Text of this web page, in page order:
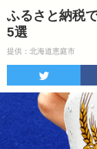
ふるさと納税
5選
提供：北海道恵庭市